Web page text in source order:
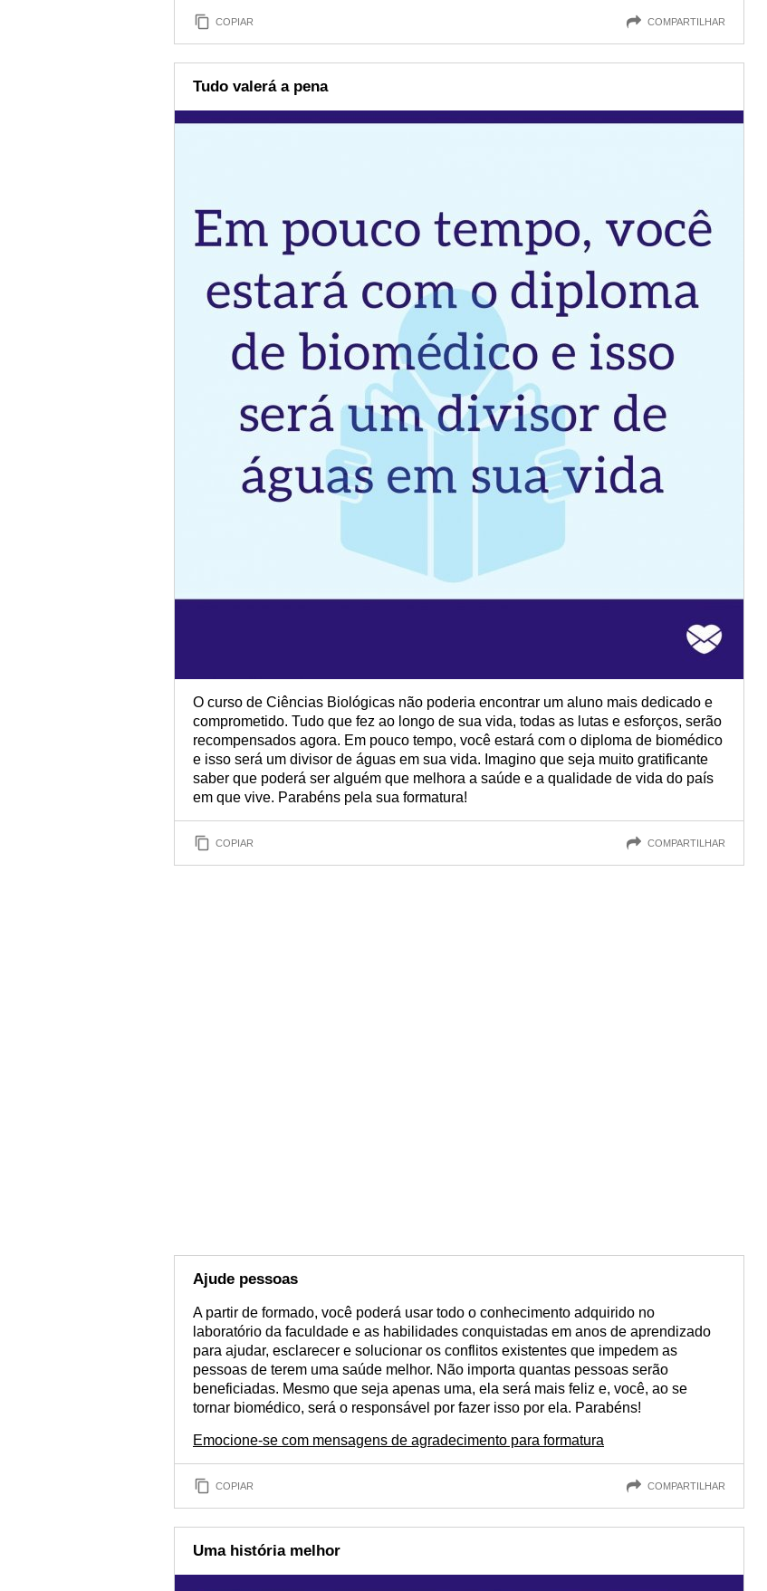
COPIAR COMPARTILHAR
Tudo valerá a pena
O curso de Ciências Biológicas não poderia encontrar um aluno mais dedicado e
comprometido. Tudo que fez ao longo de sua vida, todas as lutas e esforços, serão
recompensados agora. Em pouco tempo, você estará com o diploma de biomédico
e isso será um divisor de águas em sua vida. Imagino que seja muito gratificante
saber que poderá ser alguém que melhora a saúde e a qualidade de vida do país
em que vive. Parabéns pela sua formatura!
COPIAR COMPARTILHAR
Ajude pessoas
A partir de formado, você poderá usar todo o conhecimento adquirido no
laboratório da faculdade e as habilidades conquistadas em anos de aprendizado
para ajudar, esclarecer e solucionar os conflitos existentes que impedem as
pessoas de terem uma saúde melhor. Não importa quantas pessoas serão
beneficiadas. Mesmo que seja apenas uma, ela será mais feliz e, você, ao se
tornar biomédico, será o responsável por fazer isso por ela. Parabéns!
Emocione-se com mensagens de agradecimento para formatura
COPIAR COMPARTILHAR
Uma história melhor